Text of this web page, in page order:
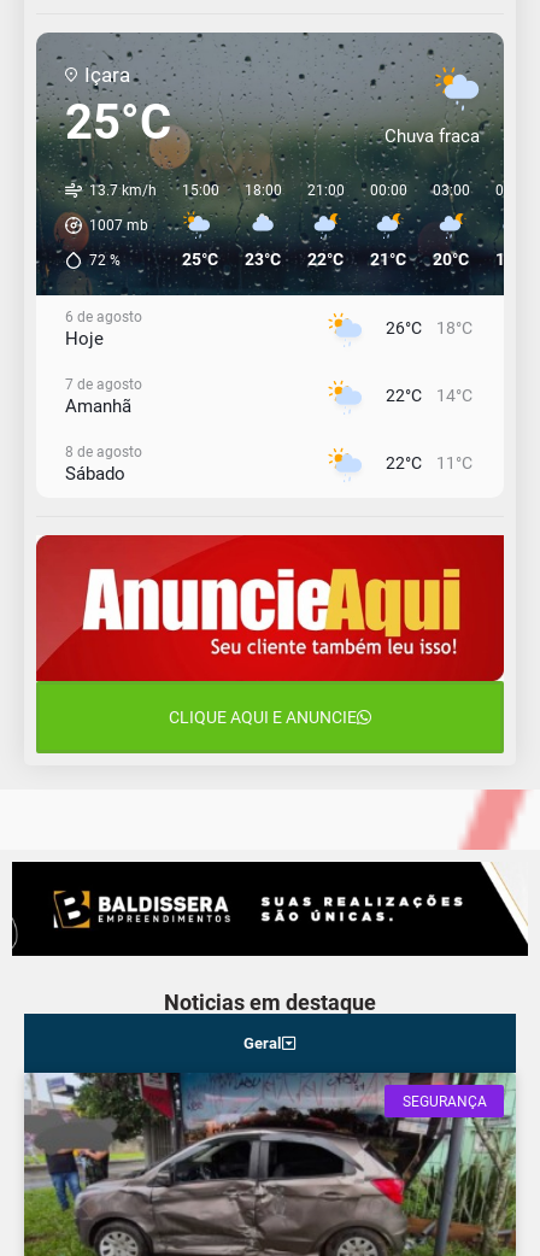
Içara
25°C Chuva fraca
13.7 km/h
1007 mb
72%
15:00
25°C
18:00
23°C
21:00
22°C
00:00
21°C
03:00
20°C
06:00
19°C
6 de agosto
Hoje 26°C 18°C
7 de agosto
Amanhã 22°C 14°C
8 de agosto
Sábado 22°C 11°C
Domingo 16°C 12°C
10 de agosto
Segunda-Feira
Terça-Feira
CLIQUE AQUI E ANUNCIE
Noticias em destaque
Geral
SEGURANÇA